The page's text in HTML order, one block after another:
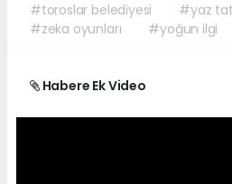
#toroslar belediyesi #yaz
#zeka oyunları
#yoğun ilgi
Habere Ek Video